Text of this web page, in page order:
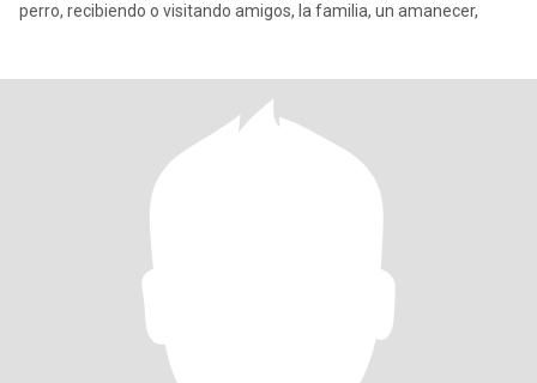
perro, recibiendo o visitando amigos, la familia, un amanecer,